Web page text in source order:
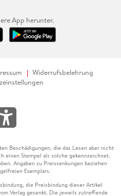
App herunter.
Widerrufsbelehrung
Beschädigungen, die das Lesen aber nicht
einen Stempel als solche gekennzeichnet.
Angaben zu Preissenkungen beziehen
Exemplars.
die Preisbindung dieser Artikel
Verlag gesenkt. Die jeweils zutreffende